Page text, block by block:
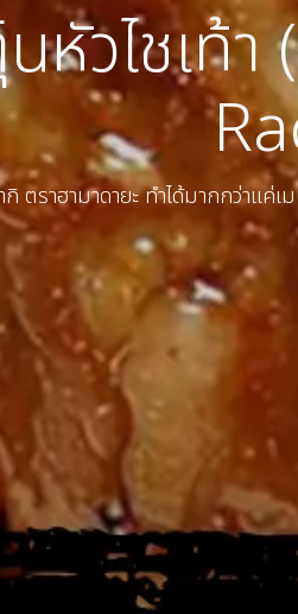
หัวไชเท้
กิ ตราฮามาดายะ ทำได้มากกว่าแค่